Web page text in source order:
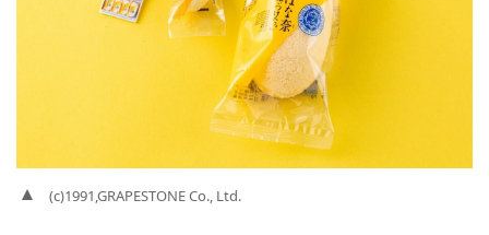
(c)1991,GRAPESTONE Co., Ltd.